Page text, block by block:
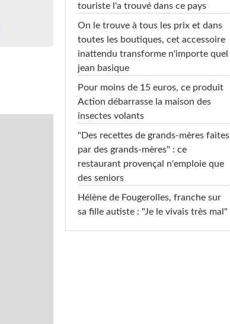
touriste l'a trouvé dans ce pays
On le trouve à tous les prix et dans
toutes les boutiques, cet accessoire
inattendu transforme n'importe quel
jean basique
Pour moins de 15 euros, ce produit
Action débarrasse la maison des
insectes volants
"Des recettes de grands-mères faites
par des grands-mères" : ce
restaurant provençal n'emploie que
des seniors
Hélène de Fougerolles, franche sur
sa fille autiste : "Je le vivais très mal"